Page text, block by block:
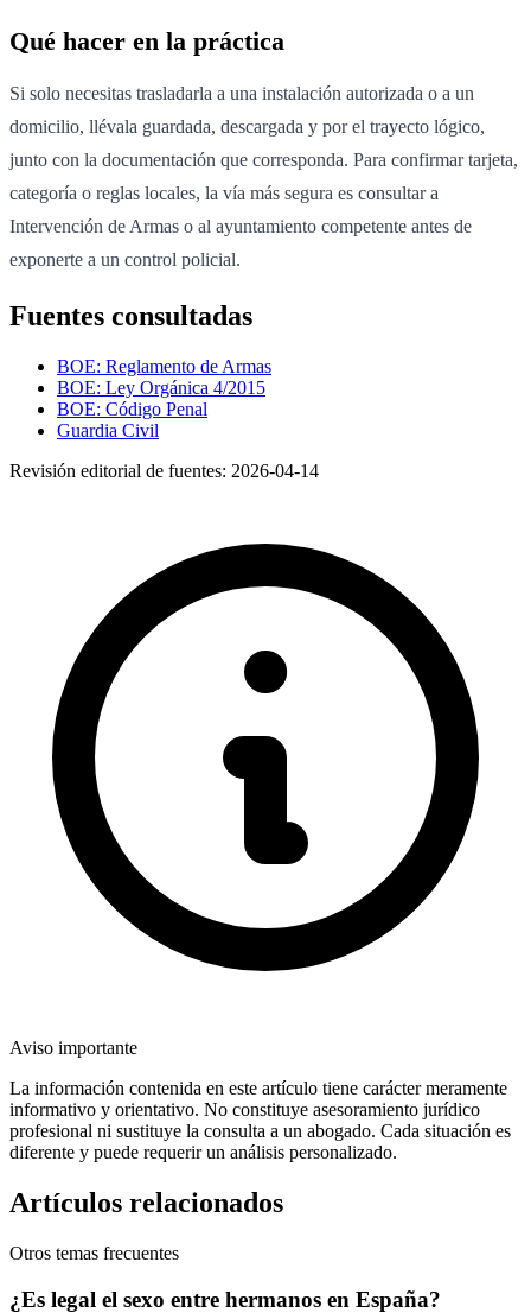
Qué hacer en la práctica
Si solo necesitas trasladarla a una instalación autorizada o a un
domicilio, llévala guardada, descargada y por el trayecto lógico,
junto con la documentación que corresponda. Para confirmar tarjeta,
categoría o reglas locales, la vía más segura es consultar a
Intervención de Armas o al ayuntamiento competente antes de
exponerte a un control policial.
Fuentes consultadas
BOE: Reglamento de Armas
BOE: Ley Orgánica 4/2015
BOE: Código Penal
Guardia Civil
Revisión editorial de fuentes: 2026-04-14
Aviso importante
La información contenida en este artículo tiene carácter meramente
informativo y orientativo. No constituye asesoramiento jurídico
profesional ni sustituye la consulta a un abogado. Cada situación es
diferente y puede requerir un análisis personalizado.
Artículos relacionados
Otros temas frecuentes
¿Es legal el sexo entre hermanos en España?